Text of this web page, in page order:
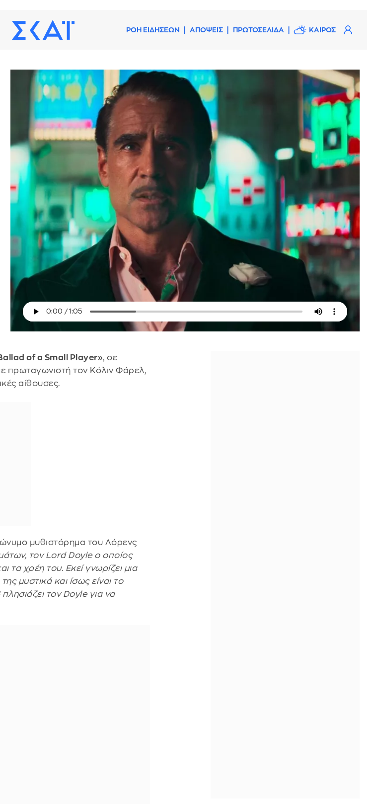
ΡΟΗ ΕΙΔΗΣΕΩΝ ΑΠΟΨΕΙΣ ΠΡΩΤΟΣΕΛΙΔΑ ΚΑΙΡΟΣ
of a Small Player», σε
πρωταγωνιστή τον Κόλιν Φάρελ,
αίθουσες.
μυθιστόρημα του Λόρενς
τον Lord Doyle ο οποίος
χρέη του. Εκεί γνωρίζει μια
μυστικά και ίσως είναι το
πλησιάζει τον Doyle για να